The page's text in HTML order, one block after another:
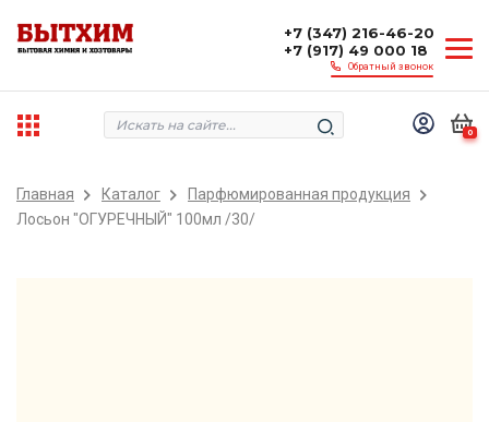
+7 (347) 216-46-20
+7 (917) 49 000 18
Обратный звонок
0
Главная Каталог
Парфюмированная продукция
Лосьон "ОГУРЕЧНЫЙ" 100мл /30/